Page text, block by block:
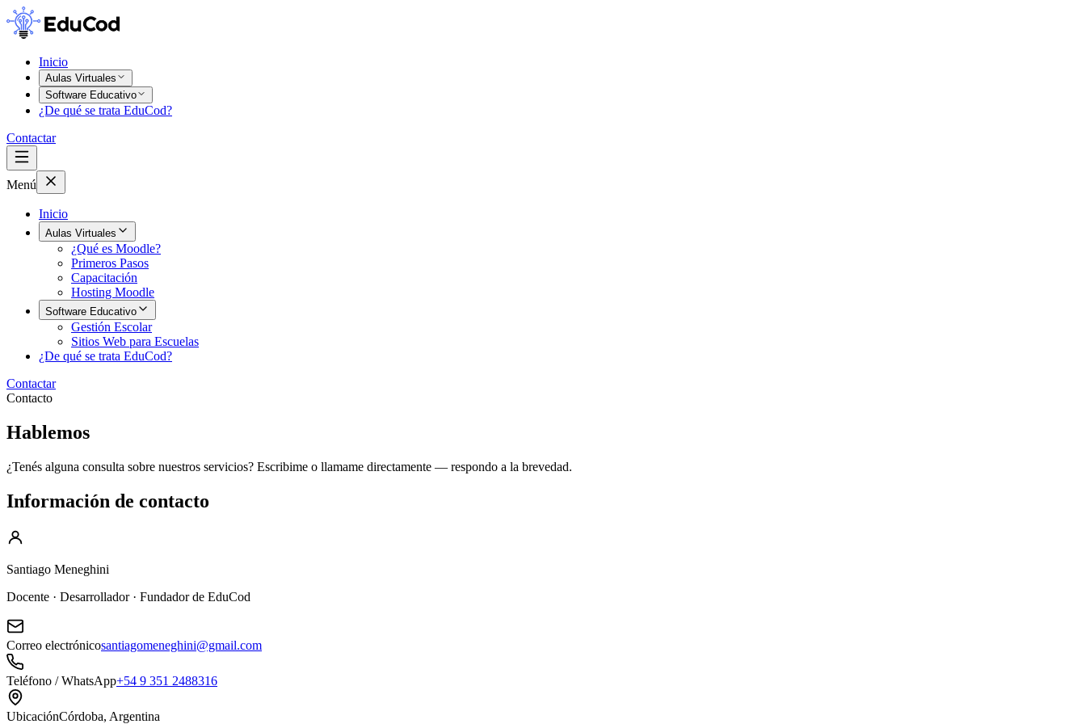
Inicio
Aulas Virtuales
Software Educativo
¿De qué se trata EduCod?
Contactar
Menú
Inicio
Aulas Virtuales
¿Qué es Moodle?
Primeros Pasos
Capacitación
Hosting Moodle
Software Educativo
Gestión Escolar
Sitios Web para Escuelas
¿De qué se trata EduCod?
Contactar
Contacto
Hablemos
¿Tenés alguna consulta sobre nuestros servicios? Escribime o llamame directamente — respondo a la brevedad.
Información de contacto
Santiago Meneghini
Docente · Desarrollador · Fundador de EduCod
Correo electrónicosantiagomeneghini@gmail.com
Teléfono / WhatsApp+54 9 351 2488316
UbicaciónCórdoba, Argentina